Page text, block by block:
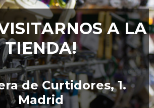
A LA
TIENDA!
de Curtidores, 1.
Madrid